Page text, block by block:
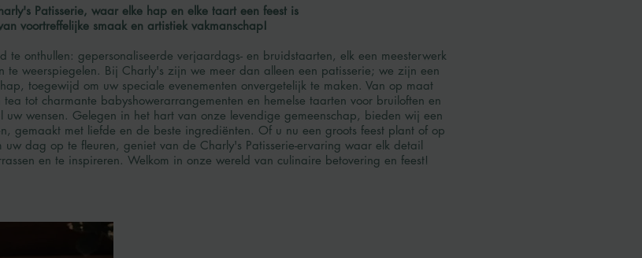
Patisserie, waar elke hap en elke taart een feest is
voortreffelijke smaak en artistiek vakmanschap!
te onthullen: gepersonaliseerde verjaardags- en bruidstaarten, elk een meesterwerk
te weerspiegelen. Bij Charly's zijn we meer dan alleen een patisserie; we zijn een
toegewijd om uw speciale evenementen onvergetelijk te maken. Van op maat
tot charmante babyshowerarrangementen en hemelse taarten voor bruiloften en
wensen. Gelegen in het hart van onze levendige gemeenschap, bieden wij een
gemaakt met liefde en de beste ingrediënten. Of u nu een groots feest plant of op
dag op te fleuren, geniet van de Charly's Patisserie-ervaring waar elk detail
en te inspireren. Welkom in onze wereld van culinaire betovering en feest!